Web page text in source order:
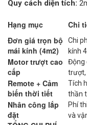
Quy cách diện tích:
Hạng mục Chi
Đơn giá trọn bộ
mái kính (4m2)
Chi
kính
Motor trượt cao
cấp
Động
trượt,
Remote + Cảm
biến thời tiết
Tích
thần
Nhân công lắp
đặt
Phí
và